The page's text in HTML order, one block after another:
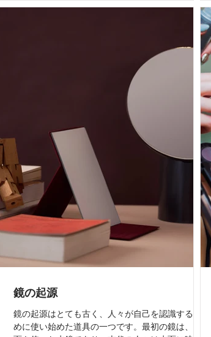
お化粧だけでなく、ヘアスタイルやアクセサリ
の。そのためにも、大きめサイズの化粧鏡はとて
も便利です。 鏡の高さや角度で、メイク中の姿勢
鏡の起源
鏡の起源はとても古く、人々が自己を認識するた
めに使い始めた道具の一つです。最初の鏡は、水